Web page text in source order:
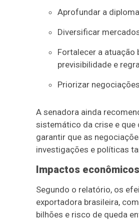
Aprofundar a
Diversificar
Fortalecer a atuação
previsibilidade e
Priorizar
A senadora ainda
sistemático da crise e que
garantir que as
investigações e políticas
Impactos econômicos
Segundo o relatório, os
exportadora brasileira,
bilhões e risco de queda